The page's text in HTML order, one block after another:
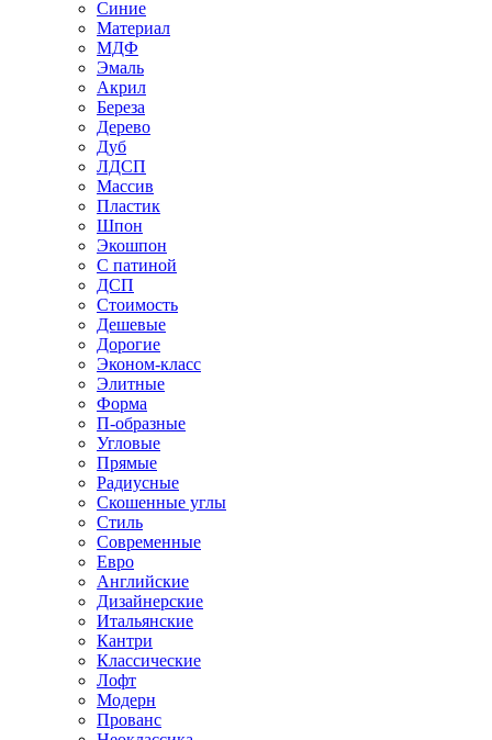
Синие
Материал
МДФ
Эмаль
Акрил
Береза
Дерево
Дуб
ЛДСП
Массив
Пластик
Шпон
Экошпон
С патиной
ДСП
Стоимость
Дешевые
Дорогие
Эконом-класс
Элитные
Форма
П-образные
Угловые
Прямые
Радиусные
Скошенные углы
Стиль
Современные
Евро
Английские
Дизайнерские
Итальянские
Кантри
Классические
Лофт
Модерн
Прованс